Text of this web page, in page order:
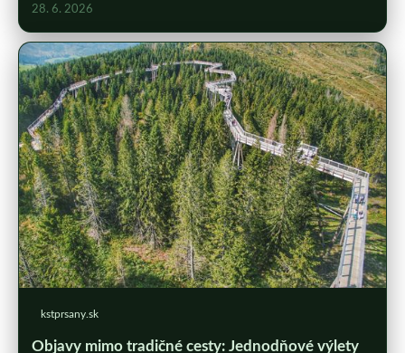
28. 6. 2026
kstprsany.sk
Objavy mimo tradičné cesty: Jednodňové výlety